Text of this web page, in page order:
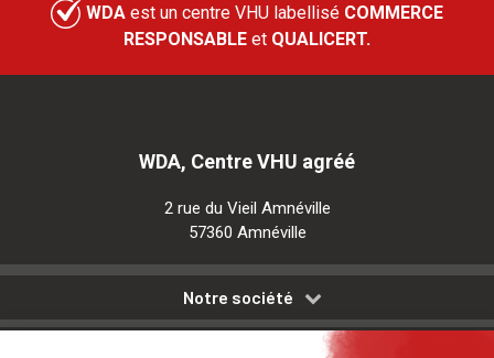
WDA est un centre VHU labellisé COMMERCE
RESPONSABLE et QUALICERT.
WDA, Centre VHU agréé
2 rue du Vieil Amnéville
57360 Amnéville
Notre société